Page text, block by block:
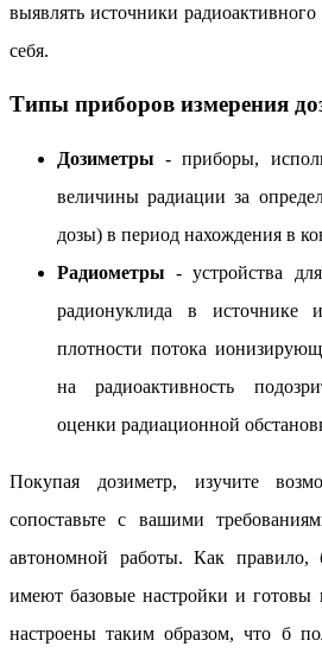
выявлять источники
себя.
Типы приборов измерения
Дозиметры - приборы,
величины радиации за
дозы) в период нахождения в
Радиометры - устройства
радионуклида в источнике
плотности потока
на радиоактивность
оценки радиационной
Покупая дозиметр, изучите
сопоставьте с вашими
автономной работы. Как
имеют базовые настройки и готовы
настроены таким образом, что б